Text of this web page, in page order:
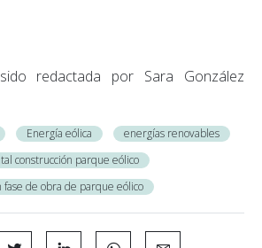
redactada por Sara González
Energía eólica
energías renovables
construcción parque eólico
de obra de parque eólico